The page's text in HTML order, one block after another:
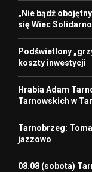
„Nie bądź
się Wiec
Podświetlony
koszty inwestycji
Hrabia Adam
Tarnowskich w
Tarnobrzeg:
jazzowo
08.08 (sobota)